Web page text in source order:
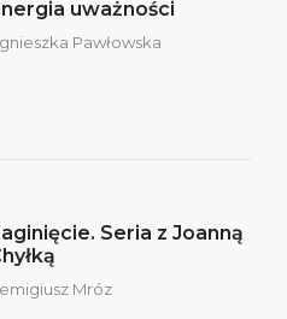
uważności
Pawłowska
Seria z Joanną
Mróz